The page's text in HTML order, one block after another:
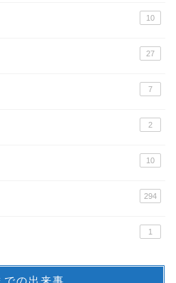
10
27
7
2
10
294
1
での出来事